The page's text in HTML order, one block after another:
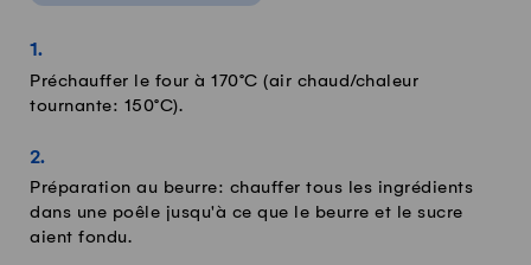
Préchauffer le four à 170°C (air chaud/chaleur
tournante: 150°C).
Préparation au beurre: chauffer tous les ingrédients
dans une poêle jusqu'à ce que le beurre et le sucre
aient fondu.